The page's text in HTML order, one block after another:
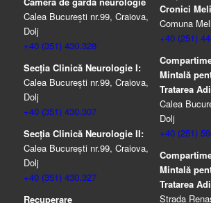
Calea București nr.99, Craiova,
Dolj
+40 (351) 430.328
Secția Clinică Neurologie I:
Calea București nr.99, Craiova,
Dolj
+40 (351) 430.307
Secția Clinică Neurologie II:
Calea București nr.99, Craiova,
Dolj
+40 (351) 430.327
Recuperare
Cronici
Comuna
+40 (251)
Mintală
Tratarea
Calea
Dolj
+40 (251)
Mintală
Tratarea
Strada